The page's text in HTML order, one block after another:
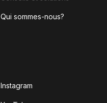
Qui sommes-nous?
Instagram